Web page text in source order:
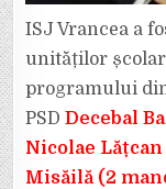
ISJ Vrancea a
unităților
programului
PSDDecebal
Nicolae
Misăilă (2